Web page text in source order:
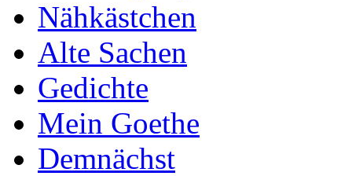
Nähkästchen
Alte Sachen
Gedichte
Mein Goethe
Demnächst